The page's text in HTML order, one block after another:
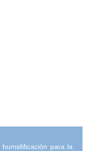
para la